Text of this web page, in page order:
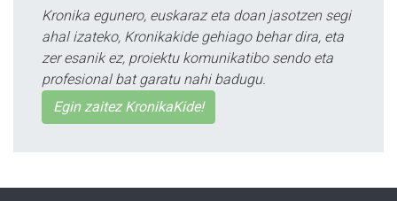
Kronika egunero, euskaraz eta doan jasotzen segi
ahal izateko, Kronikakide gehiago behar dira, eta
zer esanik ez, proiektu komunikatibo sendo eta
profesional bat garatu nahi badugu.
Egin zaitez KronikaKide!